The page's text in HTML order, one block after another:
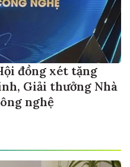
đồng xét tặng
Giải thưởng Nhà
nghệ